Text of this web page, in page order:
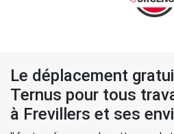
Le déplacement
Ternus pour tous
à Frevillers et ses